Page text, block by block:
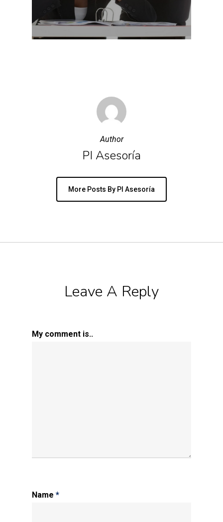
Author
PI Asesoría
More Posts By PI Asesoría
Leave A Reply
My comment is..
Name *